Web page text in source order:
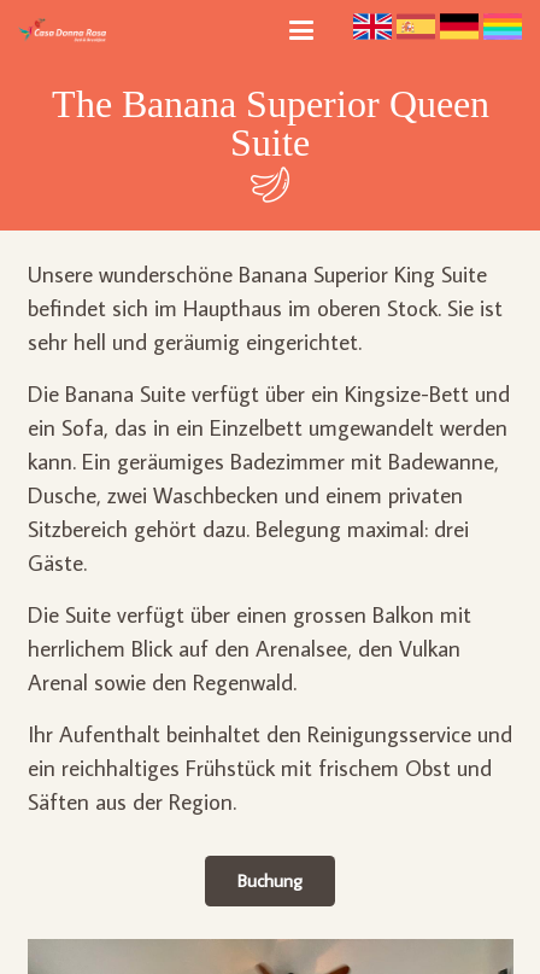
The Banana Superior Queen
Suite
Unsere wunderschöne Banana Superior King Suite
befindet sich im Haupthaus im oberen Stock. Sie ist
sehr hell und geräumig eingerichtet.
Die Banana Suite verfügt über ein Kingsize-Bett und
ein Sofa, das in ein Einzelbett umgewandelt werden
kann. Ein geräumiges Badezimmer mit Badewanne,
Dusche, zwei Waschbecken und einem privaten
Sitzbereich gehört dazu. Belegung maximal: drei
Gäste.
Die Suite verfügt über einen grossen Balkon mit
herrlichem Blick auf den Arenalsee, den Vulkan
Arenal sowie den Regenwald.
Ihr Aufenthalt beinhaltet den Reinigungsservice und
ein reichhaltiges Frühstück mit frischem Obst und
Säften aus der Region.
Buchung